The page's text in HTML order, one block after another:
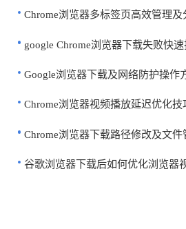
Chrome浏览器多标签页高效管理
google Chrome浏览器下载失败快
Google浏览器下载及网络防护操作
Chrome浏览器视频播放延迟优化技
Chrome浏览器下载路径修改及文件
谷歌浏览器下载后如何优化浏览器